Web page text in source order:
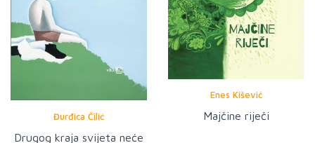
Đurđica Čilić
Drugog kraja svijeta neće
Enes Kišević
Majčine riječi